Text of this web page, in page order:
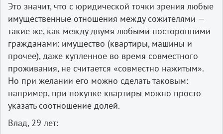
Это значит, что с юридической точки зрения любые
имущественные отношения между сожителями —
такие же, как между двумя любыми посторонними
гражданами: имущество (квартиры, машины и
прочее), даже купленное во время совместного
проживания, не считается «совместно нажитым».
Но при желании его можно сделать таковым:
например, при покупке квартиры можно просто
указать соотношение долей.
Влад, 29 лет: